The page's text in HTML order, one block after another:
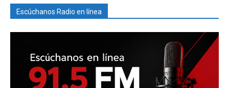
Escúchanos Radio en línea